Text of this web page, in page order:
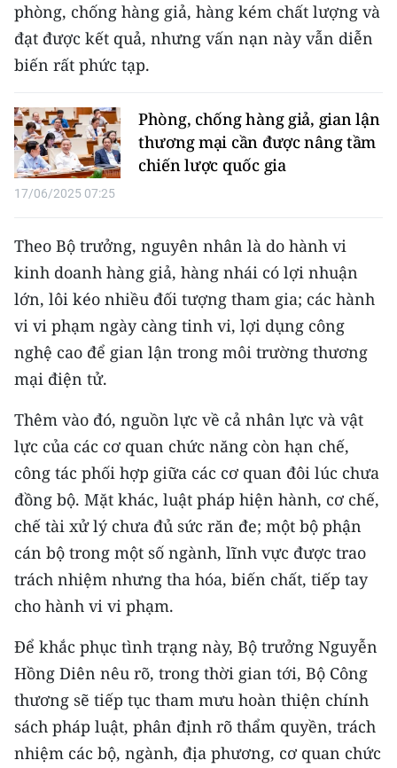
RADIO
MEDIA CENTER
E-Magazine
Video
Media Chính trị
Media Văn hóa
Media Xã hội
Media Pháp luật
Media Du lịch
Media Thế giới
Media Thể thao
Media Giáo dục
Media Y tế
Media Khoa học - Công nghệ
Media Môi trường
Ảnh
Infographic
TIN MỚI
phòng, chống hàng giả, hàng kém chất lượng và
đạt được kết quả, nhưng vấn nạn này vẫn diễn
biến rất phức tạp.
Phòng, chống hàng giả, gian lận
thương mại cần được nâng tầm
chiến lược quốc gia
17/06/2025 07:25
Theo Bộ trưởng, nguyên nhân là do hành vi
kinh doanh hàng giả, hàng nhái có lợi nhuận
lớn, lôi kéo nhiều đối tượng tham gia; các hành
vi vi phạm ngày càng tinh vi, lợi dụng công
nghệ cao để gian lận trong môi trường thương
mại điện tử.
Thêm vào đó, nguồn lực về cả nhân lực và vật
lực của các cơ quan chức năng còn hạn chế,
công tác phối hợp giữa các cơ quan đôi lúc chưa
đồng bộ. Mặt khác, luật pháp hiện hành, cơ chế,
chế tài xử lý chưa đủ sức răn đe; một bộ phận
cán bộ trong một số ngành, lĩnh vực được trao
trách nhiệm nhưng tha hóa, biến chất, tiếp tay
cho hành vi vi phạm.
Để khắc phục tình trạng này, Bộ trưởng Nguyễn
Hồng Diên nêu rõ, trong thời gian tới, Bộ Công
thương sẽ tiếp tục tham mưu hoàn thiện chính
sách pháp luật, phân định rõ thẩm quyền, trách
nhiệm các bộ, ngành, địa phương, cơ quan chức